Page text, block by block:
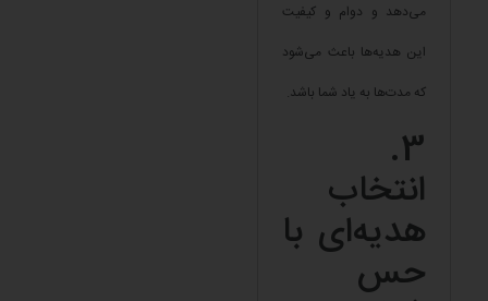
می‌دهد و دوام و کیفیت
این هدیه‌ها باعث می‌شود
که مدت‌ها به یاد شما باشد.
3.
انتخاب
هدیه‌ای با
حس